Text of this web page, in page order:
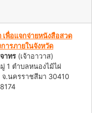
เพื่อแจกจ่ายหนังสือสวด
ารภายในจังหวัด
าทร (เจ้าอาวาส)
1 ตำบลหนองไม้ไผ่
.นครราชสีมา 30410